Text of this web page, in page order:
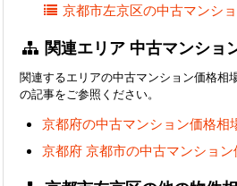
京都市左京区の中古マンシ
関連エリア 中古マンショ
関連するエリアの中古マンション価格相
の記事をご参照ください。
京都府の中古マンション価格相
京都府 京都市の中古マンショ